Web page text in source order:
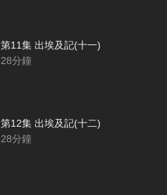
第11集 出埃及記(十一)
28分鐘
第12集 出埃及記(十二)
28分鐘